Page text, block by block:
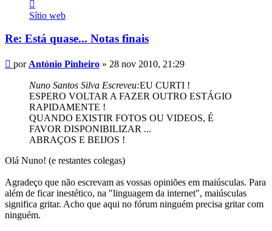
António
Pinheiro
Sítio web
Re: Está quase... Notas finais
Mensagem
por António Pinheiro » 28 nov 2010, 21:29
Nuno Santos Silva Escreveu:EU CURTI !
ESPERO VOLTAR A FAZER OUTRO ESTÁGIO
RAPIDAMENTE !
QUANDO EXISTIR FOTOS OU VIDEOS, É
FAVOR DISPONIBILIZAR ...
ABRAÇOS E BEIJOS !
Olá Nuno! (e restantes colegas)
Agradeço que não escrevam as vossas opiniões em maiúsculas. Para
além de ficar inestético, na "linguagem da internet", maiúsculas
significa gritar. Acho que aqui no fórum ninguém precisa gritar com
ninguém.